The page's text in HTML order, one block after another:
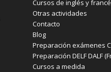
Cursos de inglés y
Otras actividades
Contacto
Blog
Preparación exámenes
Preparación DELF DALF
Cursos a medida